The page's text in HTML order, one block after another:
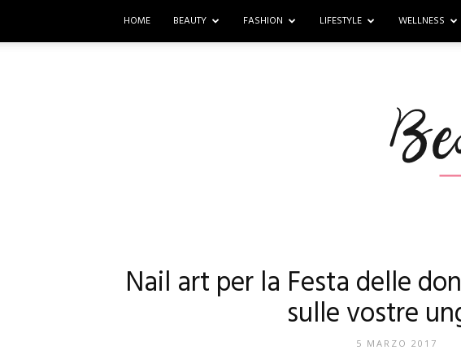
HOME BEAUTY FASHION LIFESTYLE WELLNESS
Nail art per la Festa delle
sulle vostre
5 MARZO 2017